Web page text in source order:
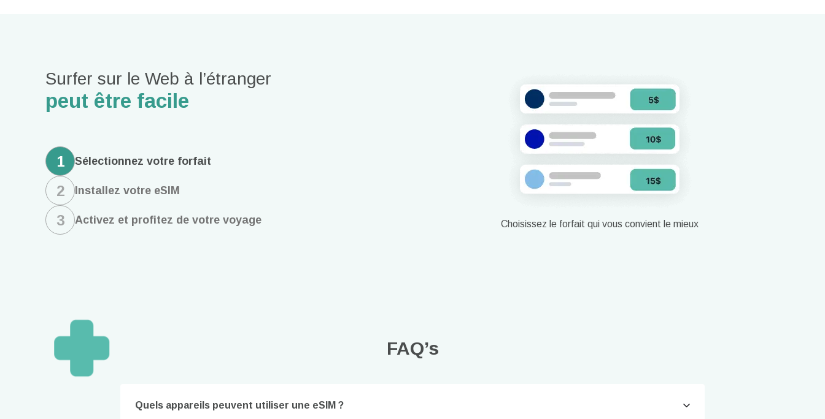
Surfer sur le Web à l’étranger
peut être facile
1 Sélectionnez votre forfait
2 Installez votre eSIM
3 Activez et profitez de votre voyage Choisissez le forfait qui vous convient le mieux
FAQ’s
Quels appareils peuvent utiliser une eSIM ?
How do I get my eSim?